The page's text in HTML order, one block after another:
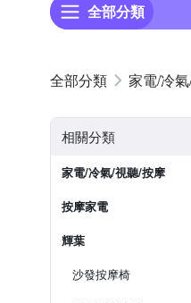
全部分類
家電/冷
相關分類
家電/冷氣/視聽/按摩
按摩家電
輝葉
沙發按摩椅